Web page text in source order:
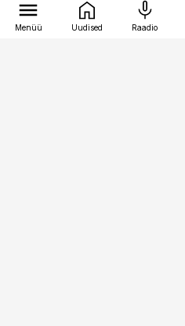
Menüü Uudised Raadio